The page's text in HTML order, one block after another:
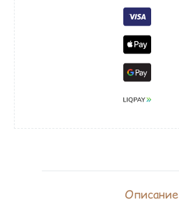
Описание